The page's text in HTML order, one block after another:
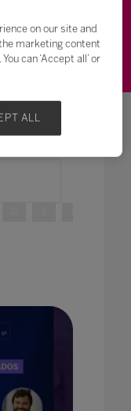
Inovaçãoon our site and
marketing content
can ‘Accept all’ or
ALL